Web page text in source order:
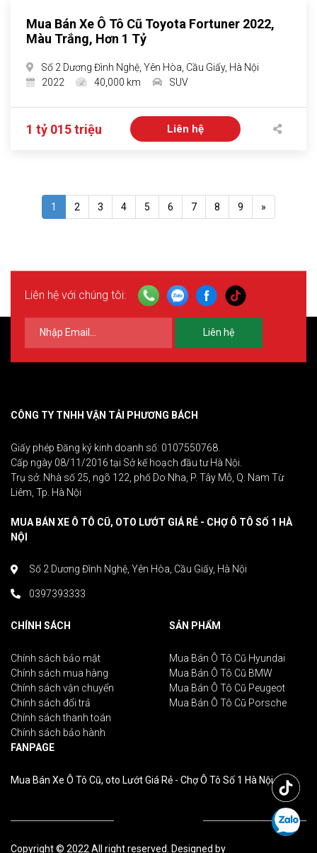
Mua Bán Xe Ô Tô Cũ Toyota Fortuner 2022,
Màu Trắng, Hơn 1 Tỷ
Số 2 Dương Đình Nghệ, Yên Hòa, Cầu Giấy, Hà Nội
2022
40,000 km SUV
1 tỷ 015 triệu Liên hệ
1 2 3 4 5 6 7 8 9 »
Liên hệ với chúng tôi:
Liên hệ
CÔNG TY TNHH VẬN TẢI PHƯƠNG BÁCH
Giấy phép Đăng ký kinh doanh số: 0107550768.
Cấp ngày 08/11/2016 tại Sở kế hoạch đầu tư Hà Nội.
Trụ sở: Nhà số 25, ngõ 122, phố Do Nha, P. Tây Mỗ, Q. Nam Từ
Liêm, Tp. Hà Nội
MUA BÁN XE Ô TÔ CŨ, OTO LƯỚT GIÁ RẺ - CHỢ Ô TÔ SỐ 1 HÀ
NỘI
Số 2 Dương Đình Nghệ, Yên Hòa, Cầu Giấy, Hà Nội
0397393333
CHÍNH SÁCH
Chính sách bảo mật
Chính sách mua hàng
Chính sách vận chuyển
Chính sách đổi trả
Chính sách thanh toán
Chính sách bảo hành
SẢN PHẨM
Mua Bán Ô Tô Cũ Hyundai
Mua Bán Ô Tô Cũ BMW
Mua Bán Ô Tô Cũ Peugeot
Mua Bán Ô Tô Cũ Porsche
FANPAGE
Mua Bán Xe Ô Tô Cũ, oto Lướt Giá Rẻ - Chợ Ô Tô Số 1 Hà Nội
Copyright © 2022 All right reserved. Designed by